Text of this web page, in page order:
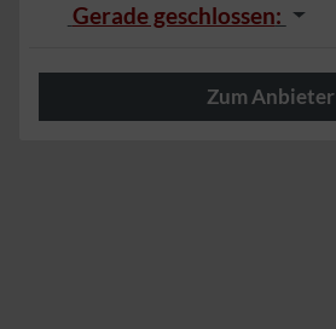
Gerade geschlossen:
Zum Anbieter